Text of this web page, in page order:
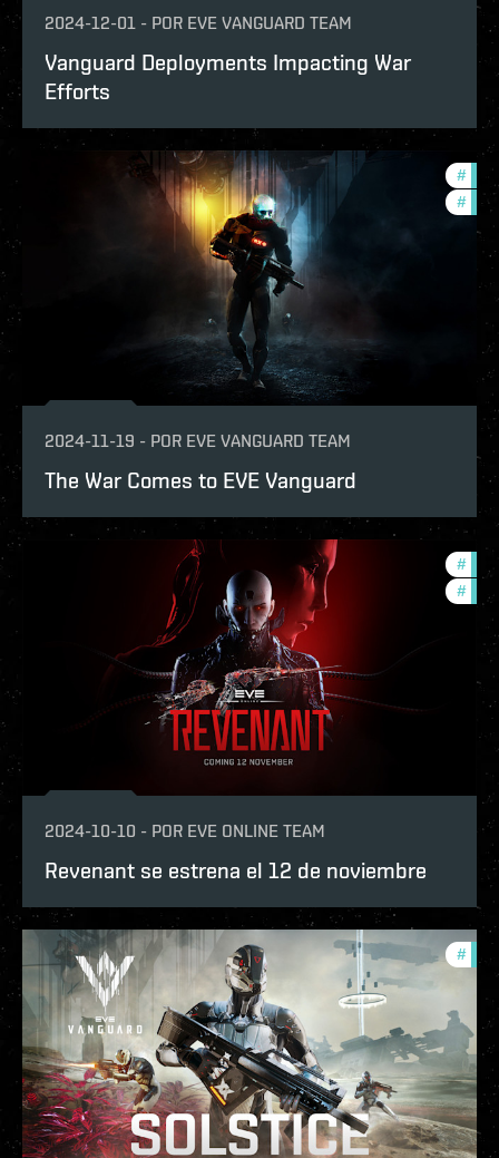
2024-12-01 - POR EVE VANGUARD TEAM
Vanguard Deployments Impacting War
Efforts
#
# in-
2024-11-19 - POR EVE VANGUARD TEAM
The War Comes to EVE Vanguard
#
#
2024-10-10 - POR EVE ONLINE TEAM
Revenant se estrena el 12 de noviembre
#